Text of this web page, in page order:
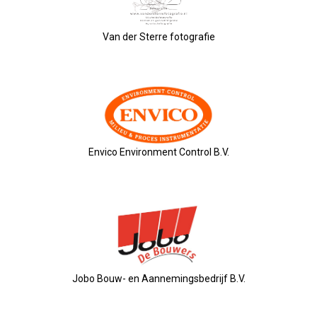
26-01-2026 Verkiezingsdebat!
21-11-2025: Ondernemersontbijt
05-11-2025:
24 Oktober: Ontbijt &
Feest: 20 Jaar OVZ!
Van der Sterre fotografie
Envico Environment Control B.V.
Jobo Bouw- en Aannemingsbedrijf B.V.